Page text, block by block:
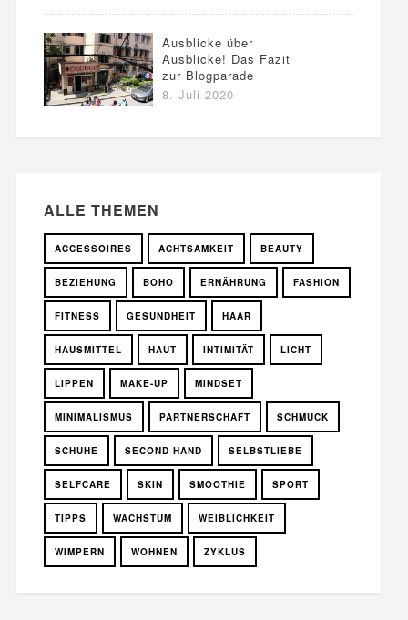
Ausblicke über
Ausblicke! Das Fazit
zur Blogparade
8. Juli 2020
ALLE THEMEN
ACCESSOIRES ACHTSAMKEIT BEAUTY
BEZIEHUNG BOHO ERNÄHRUNG FASHION
FITNESS GESUNDHEIT HAAR
HAUSMITTEL HAUT INTIMITÄT LICHT
LIPPEN MAKE-UP MINDSET
MINIMALISMUS PARTNERSCHAFT SCHMUCK
SCHUHE SECOND HAND SELBSTLIEBE
SELFCARE SKIN SMOOTHIE SPORT
TIPPS WACHSTUM WEIBLICHKEIT
WIMPERN WOHNEN ZYKLUS